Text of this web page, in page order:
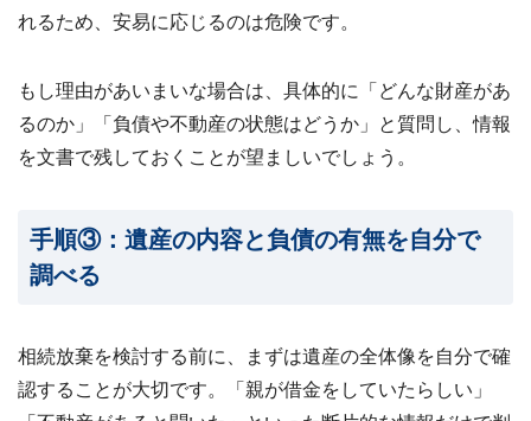
れるため、安易に応じるのは危険です。
もし理由があいまいな場合は、具体的に「どんな財産があ
るのか」「負債や不動産の状態はどうか」と質問し、情報
を文書で残しておくことが望ましいでしょう。
手順③：遺産の内容と負債の有無を自分で
調べる
相続放棄を検討する前に、まずは遺産の全体像を自分で確
認することが大切です。「親が借金をしていたらしい」